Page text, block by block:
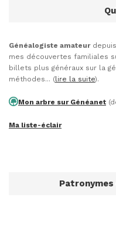
Généalogiste amateurdepuis
mes découvertes familiales
billets plus généraux sur la
méthodes... (lire la suite).
Mon arbre sur Généanet
Ma liste-éclair
Patronymes